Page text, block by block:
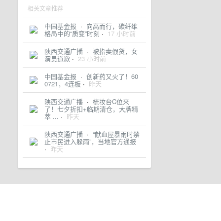
相关文章推荐
中国基金报 · 向高而行，碳纤维
格局中的“质变”时刻 · 17 小时前
陕西交通广播 · 被指卖假货，女
演员道歉 · 23 小时前
中国基金报 · 创新药又火了！60
0721，4连板 · 昨天
陕西交通广播 · 梳妆台C位来
了！七夕折扣+临期清仓，大牌精
萃 ... · 昨天
陕西交通广播 · “献血屋暴雨时禁
止市民进入躲雨”，当地官方通报
· 昨天